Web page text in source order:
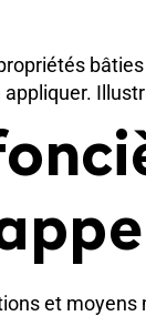
appliquer.
et